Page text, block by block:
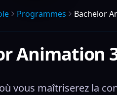
Programmes Bachelor
Animation
vous maîtriserez la